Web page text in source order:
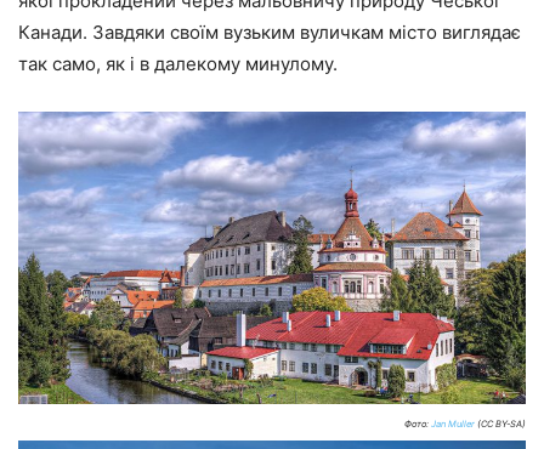
Канади. Завдяки своїм вузьким вуличкам місто виглядає
так само, як і в далекому минулому.
Фото: Jan Muller (CC BY-SA)